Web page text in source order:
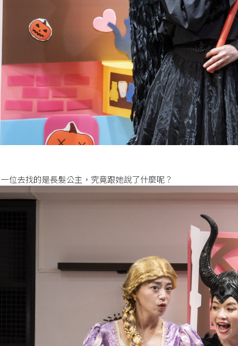
位去找的是長髮公主，究竟跟她說了什麼呢？